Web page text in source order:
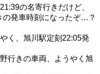
の名寄行きだけど、
の発車時刻になったぞ…？
く、旭川駅定刻22:05発
行きの車両、ようやく旭